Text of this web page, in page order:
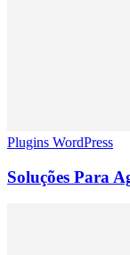
Plugins WordPress
Soluções Para